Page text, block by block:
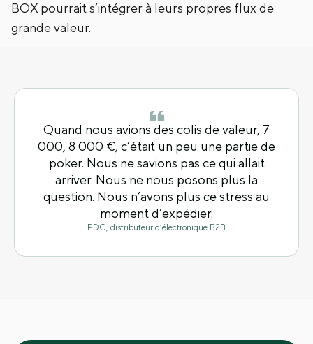
BOX pourrait s’intégrer à leurs propres flux de
grande valeur.
Quand nous avions des colis de valeur, 7
000, 8 000 €, c’était un peu une partie de
poker. Nous ne savions pas ce qui allait
arriver. Nous ne nous posons plus la
question. Nous n’avons plus ce stress au
moment d’expédier.
PDG, distributeur d’électronique B2B